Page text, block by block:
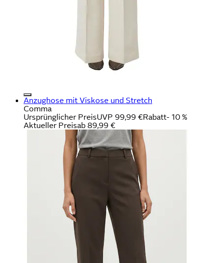
Anzughose mit Viskose und Stretch
Comma
Ursprünglicher PreisUVP 99,99 €Rabatt- 10 %
Aktueller Preisab 89,99 €